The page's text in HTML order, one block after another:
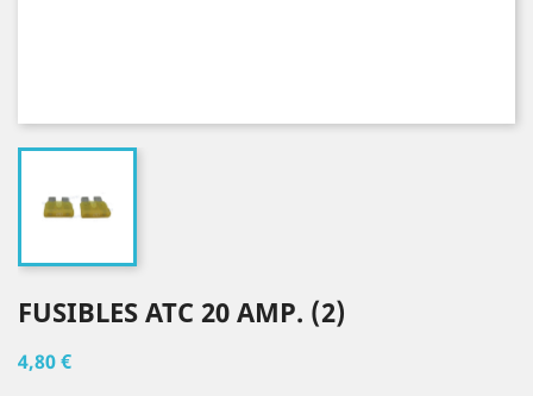
FUSIBLES ATC 20 AMP. (2)
4,80 €